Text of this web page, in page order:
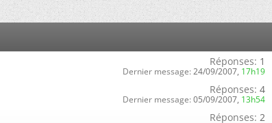
Réponses: 1
Dernier message: 24/09/2007, 17h19
Réponses: 4
Dernier message: 05/09/2007, 13h54
Réponses: 2